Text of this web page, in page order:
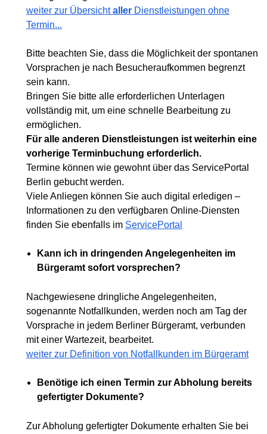
weiter zur Übersichtaller Dienstleistungen ohne
Termin...
Bitte beachten Sie, dass die Möglichkeit der spontanen
Vorsprachen je nach Besucheraufkommen begrenzt
sein kann.
Bringen Sie bitte alle erforderlichen Unterlagen
vollständig mit, um eine schnelle Bearbeitung zu
ermöglichen.
Für alle anderen Dienstleistungen ist weiterhin eine
vorherige Terminbuchung erforderlich.
Termine können wie gewohnt über das ServicePortal
Berlin gebucht werden.
Viele Anliegen können Sie auch digital erledigen –
Informationen zu den verfügbaren Online-Diensten
finden Sie ebenfalls im ServicePortal
Kann ich in dringenden Angelegenheiten im
Bürgeramt sofort vorsprechen?
Nachgewiesene dringliche Angelegenheiten,
sogenannte Notfallkunden, werden noch am Tag der
Vorsprache in jedem Berliner Bürgeramt, verbunden
mit einer Wartezeit, bearbeitet.
weiter zur Definition von Notfallkunden im Bürgeramt
Benötige ich einen Termin zur Abholung bereits
gefertigter Dokumente?
Zur Abholung gefertigter Dokumente erhalten Sie bei